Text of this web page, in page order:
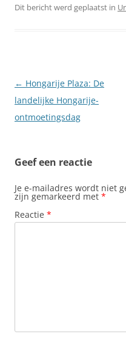
Dit bericht werd geplaatst in
Berichtnavigatie
← Hongarije Plaza: De
landelijke Hongarije-
ontmoetingsdag
Geef een reactie
Je e-mailadres wordt niet
zijn gemarkeerd met *
Reactie *